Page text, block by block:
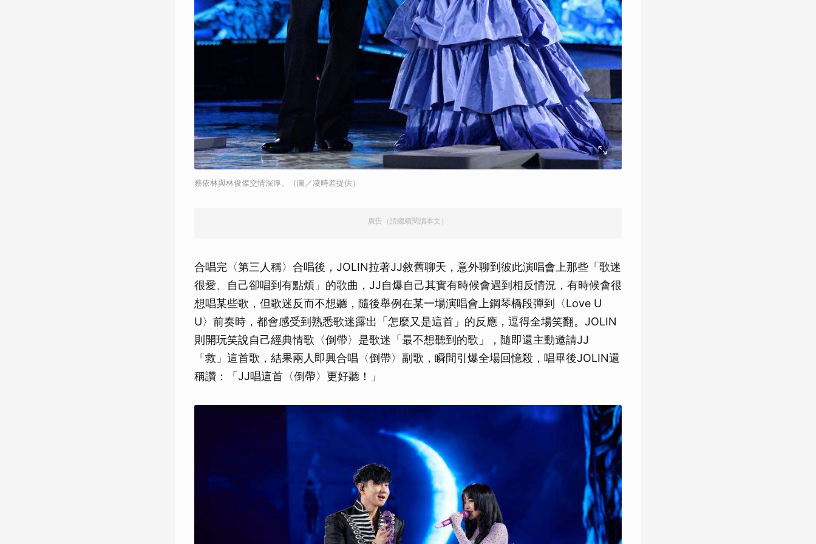
蔡依林與林俊傑交情深厚。（圖／凌時差提供）
廣告（請繼續閱讀本文）
合唱完〈第三人稱〉合唱後，JOLIN拉著JJ敘舊聊天，意外聊到彼此演唱會上那些「歌迷
很愛、自己卻唱到有點煩」的歌曲，JJ自爆自己其實有時候會遇到相反情況，有時候會很
想唱某些歌，但歌迷反而不想聽，隨後舉例在某一場演唱會上鋼琴橋段彈到〈Love U
U〉前奏時，都會感受到熟悉歌迷露出「怎麼又是這首」的反應，逗得全場笑翻。JOLIN
則開玩笑說自己經典情歌〈倒帶〉是歌迷「最不想聽到的歌」，隨即還主動邀請JJ
「救」這首歌，結果兩人即興合唱〈倒帶〉副歌，瞬間引爆全場回憶殺，唱畢後JOLIN還
稱讚：「JJ唱這首〈倒帶〉更好聽！」